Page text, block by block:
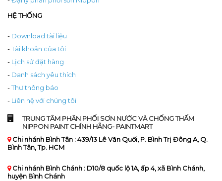
HỆ THỐNG
- Download tài liệu
-Tài khoản của tôi
- Lịch sử đặt hàng
- Danh sách yêu thích
-Thư thông báo
- Liên hệ với chúng tôi
TRUNG TÂM PHÂN PHỐI SƠN NƯỚC VÀ CHỐNG THẤM
NIPPON PAINT CHÍNH HÃNG- PAINTMART
Chi nhánh Bình Tân : 439/13 Lê Văn Quới, P. Bình Trị Đông A, Q.
Bình Tân, Tp. HCM
Chi nhánh Bình Chánh : D10/8 quốc lộ 1A, ấp 4, xã Bình Chánh,
huyện Bình Chánh